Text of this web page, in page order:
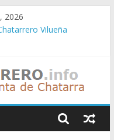
2026
Vilueña
Zuera
Chatarrero Zaragoza
Zaida
Chatarrero Vistabella